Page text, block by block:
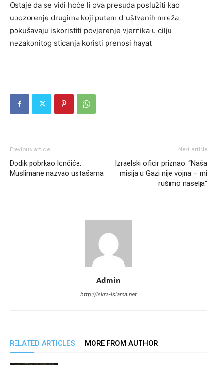
Ostaje da se vidi hoće li ova presuda poslužiti kao
upozorenje drugima koji putem društvenih mreža
pokušavaju iskoristiti povjerenje vjernika u cilju
nezakonitog sticanja koristi prenosi hayat
Previous article
Dodik pobrkao lončiće:
Muslimane nazvao ustašama
Next article
Izraelski oficir priznao: “Naša
misija u Gazi nije vojna – mi
rušimo naselja”
Admin
http://iskra-islama.net
RELATED ARTICLES MORE FROM AUTHOR